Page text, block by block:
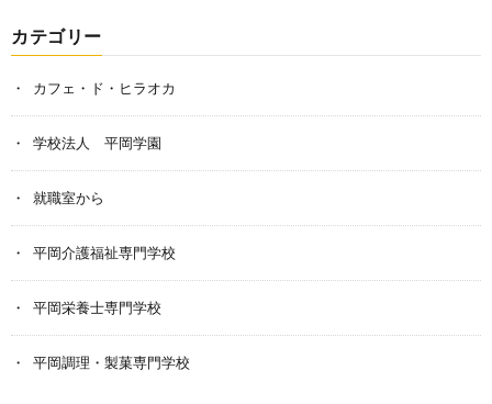
カテゴリー
カフェ・ド・ヒラオカ
学校法人 平岡学園
就職室から
平岡介護福祉専門学校
平岡栄養士専門学校
平岡調理・製菓専門学校